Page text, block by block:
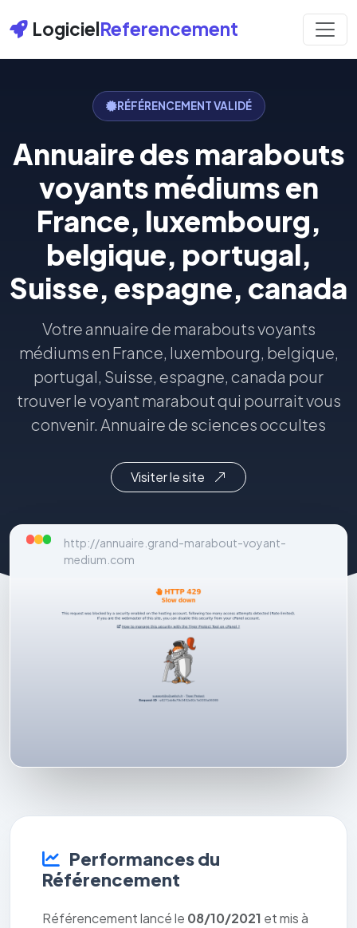
LogicielReferencement
RÉFÉRENCEMENT VALIDÉ
Annuaire des marabouts
voyants médiums en
France, luxembourg,
belgique, portugal,
Suisse, espagne, canada
Votre annuaire de marabouts voyants
médiums en France, luxembourg, belgique,
portugal, Suisse, espagne, canada pour
trouver le voyant marabout qui pourrait vous
convenir. Annuaire de sciences occultes
Visiter le site
http://annuaire.grand-marabout-voyant-
medium.com
Performances du
Référencement
Référencement lancé le 08/10/2021 et mis à